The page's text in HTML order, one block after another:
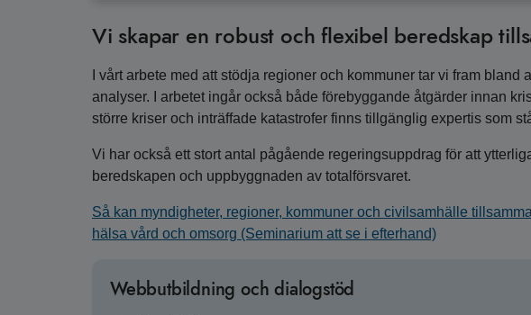
Vi skapar en robust och flexibel beredskap
I vårt arbete med att stödja regioner och kommuner tar vi fram bland
analyser. I arbetet ingår också både förebyggande åtgärder innan
större kriser och inträffade katastrofer finns tillgänglig expertis som
Vi har också ett stort antal pågående regeringsuppdrag för att
beredskapen och uppbyggnaden av totalförsvaret.
Så kan myndigheter, regioner, kommuner och civilsamhälle
hälsa vård och omsorg (Seminarium att se i efterhand)
Webbutbildning och dialogstöd